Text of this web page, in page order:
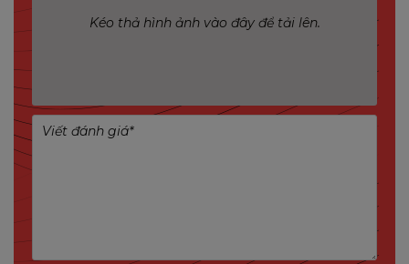
phương thức cấp nguồn, dễ dàng triển khai hệ
Kéo thả hình ảnh vào đây để tải lên.